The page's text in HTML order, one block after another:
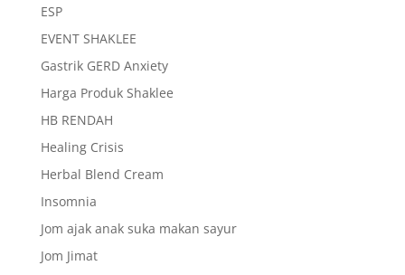
ESP
EVENT SHAKLEE
Gastrik GERD Anxiety
Harga Produk Shaklee
HB RENDAH
Healing Crisis
Herbal Blend Cream
Insomnia
Jom ajak anak suka makan sayur
Jom Jimat